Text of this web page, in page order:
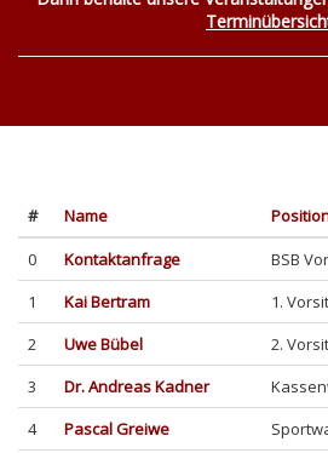
# Name
0
Kontaktanfrage
BSB
1
Kai Bertram
1.
2
Uwe Bübel
2.
3
Dr. Andreas Kadner
4
Pascal Greiwe